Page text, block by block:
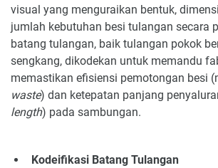
visual yang menguraikan bentuk,
jumlah kebutuhan besi tulangan secara
batang tulangan, baik tulangan pokok
sengkang, dikodekan untuk memandu
memastikan efisiensi pemotongan besi
waste) dan ketepatan panjang
length) pada sambungan.
Kodeifikasi Batang Tulangan